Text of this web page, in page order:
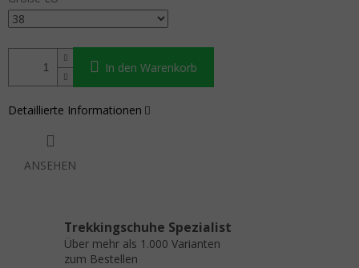
In den Warenkorb
Detaillierte Informationen
ANSEHEN
Trekkingschuhe Spezialist
Über mehr als 1.000 Varianten
zum Bestellen